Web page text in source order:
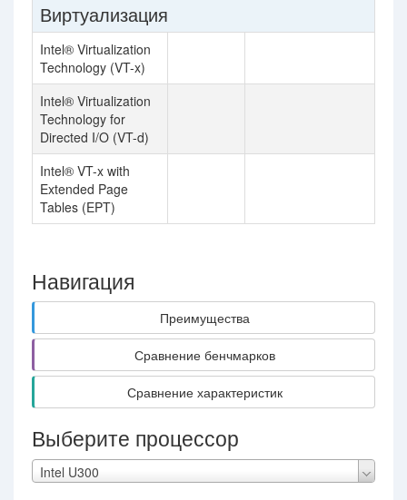
Виртуализация
Intel® Virtualization
Technology (VT-x)
Intel® Virtualization
Technology for
Directed I/O (VT-d)
Intel® VT-x with
Extended Page
Tables (EPT)
Навигация
Преимущества
Сравнение бенчмарков
Сравнение характеристик
Выберите процессор
Intel U300